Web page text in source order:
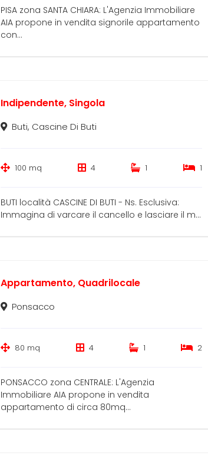
PISA zona SANTA CHIARA: L'Agenzia Immobiliare
AIA propone in vendita signorile appartamento
con...
Indipendente, Singola
Buti, Cascine Di Buti
100 mq 4 1 1
BUTI località CASCINE DI BUTI - Ns. Esclusiva:
Immagina di varcare il cancello e lasciare il m...
Appartamento, Quadrilocale
Ponsacco
80 mq 4 1 2
PONSACCO zona CENTRALE: L'Agenzia
Immobiliare AIA propone in vendita
appartamento di circa 80mq...